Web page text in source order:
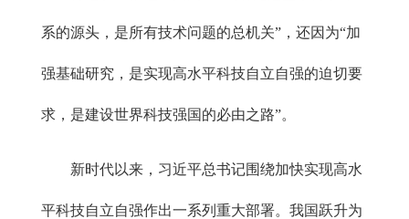
系的源头，是所有技术问题的总机关”，还因为“加
强基础研究，是实现高水平科技自立自强的迫切要
求，是建设世界科技强国的必由之路”。
新时代以来，习近平总书记围绕加快实现高水
平科技自立自强作出一系列重大部署。我国跃升为